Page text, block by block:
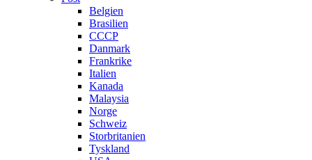
Belgien
Brasilien
CCCP
Danmark
Frankrike
Italien
Kanada
Malaysia
Norge
Schweiz
Storbritanien
Tyskland